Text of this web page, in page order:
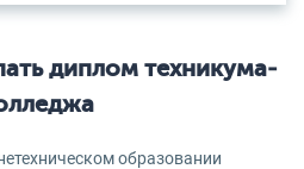
диплом техникума-
образовании